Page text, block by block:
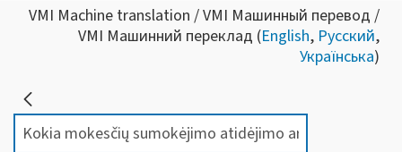
VMI Machine translation / VMI Машинный перевод /
VMI Машинний переклад (English, Русский,
Українська)